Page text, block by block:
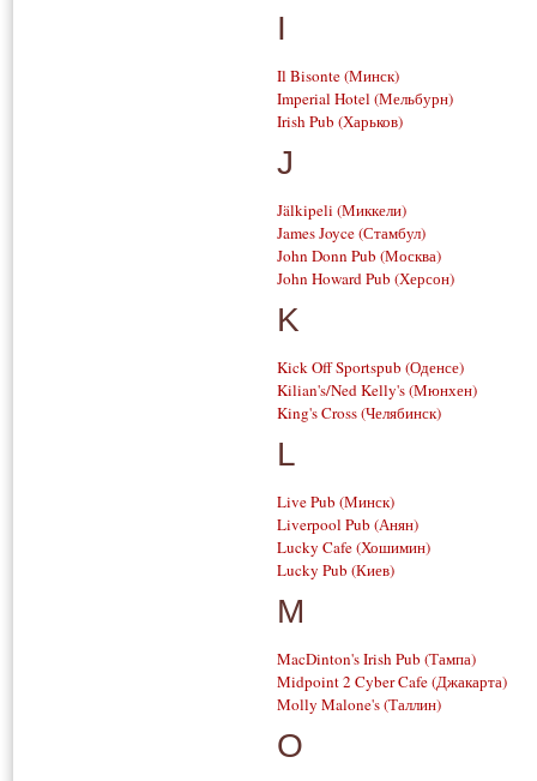
I
Il Bisonte(Минск)
Imperial Hotel (Мельбурн)
Irish Pub (Харьков)
J
Jälkipeli (Миккели)
James Joyce(Стамбул)
John Donn Pub (Москва)
John Howard Pub (Херсон)
K
Kick Off Sportspub (Оденсе)
Kilian's/Ned Kelly's(Мюнхен)
King's Cross(Челябинск)
L
Live Pub (Минск)
Liverpool Pub (Анян)
Lucky Cafe(Хошимин)
Lucky Pub (Киев)
M
MacDinton's Irish Pub (Тампа)
Midpoint 2 Cyber Cafe(Джакарта)
Molly Malone's(Таллин)
O